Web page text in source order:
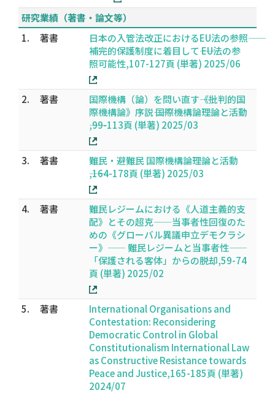
研究業績（著書・論文等）
1.
著書
日本の入管法改正におけるEU法の参照――
補完的保護制度に着目して―― EU法の参
照可能性,107-127頁 (単著) 2025/06
2. 著書
国際機構（論）を問い直す――《批判的国
際機構論》序説―― 国際機構論――理論と活動
――,99-113頁 (単著) 2025/03
3. 著書
難民・避難民 国際機構論――理論と活動
――,164-178頁 (単著) 2025/03
4. 著書
難民レジームにおける《人道主義的支
配》とその超克——当事者性回復のた
めの《グローバル異議申立デモクラシ
ー》—— 難民レジームと当事者性——
「保護される客体」からの脱却,59-74
頁 (単著) 2025/02
5. 著書
International Organisations and
Contestation: Reconsidering
Democratic Control in Global
Constitutionalism International Law
as Constructive Resistance towards
Peace and Justice,165-185頁 (単著)
2024/07